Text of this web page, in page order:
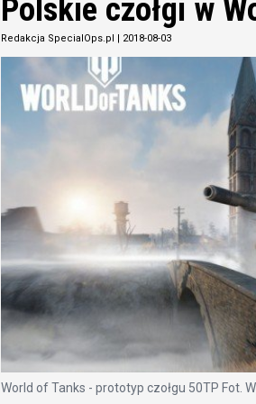
Polskie czołgi w
Redakcja SpecialOps.pl | 2018-08-03
World of Tanks - prototyp czołgu 50TP Fot.